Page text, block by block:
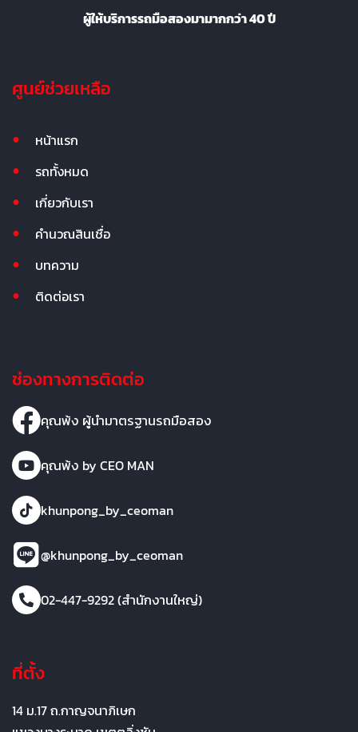
ผู้ให้บริการรถมือสองมามากกว่า 40 ปี
ศูนย์ช่วยเหลือ
หน้าแรก
รถทั้งหมด
เกี่ยวกับเรา
คำนวณสินเชื่อ
บทความ
ติดต่อเรา
ช่องทางการติดต่อ
คุณพ้ง ผู้นำมาตรฐานรถมือสอง
คุณพ้ง by CEO MAN
khunpong_by_ceoman
@khunpong_by_ceoman
02-447-9292 (สำนักงานใหญ่)
ที่ตั้ง
14 ม.17 ถ.กาญจนาภิเษก